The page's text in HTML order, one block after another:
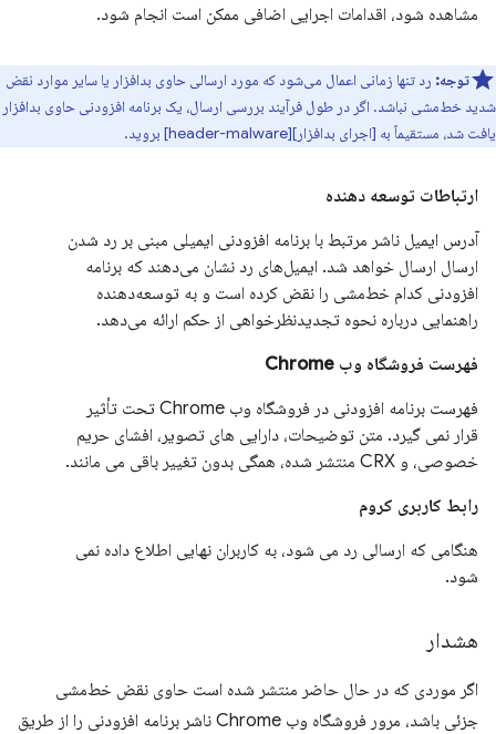
مشاهده شود، اقدامات اجرایی اضافی ممکن است انجام شود.
توجه: رد تنها زمانی اعمال می‌شود که مورد ارسالی حاوی بدافزار یا سایر موارد نقض
شدید خط‌مشی نباشد. اگر در طول فرآیند بررسی ارسال، یک برنامه افزودنی حاوی بدافزار
یافت شد، مستقیماً به [اجرای بدافزار][header-malware] بروید.
ارتباطات توسعه دهنده
آدرس ایمیل ناشر مرتبط با برنامه افزودنی ایمیلی مبنی بر رد شدن
ارسال ارسال خواهد شد. ایمیل‌های رد نشان می‌دهند که برنامه
افزودنی کدام خط‌مشی را نقض کرده است و به توسعه‌دهنده
راهنمایی درباره نحوه تجدیدنظرخواهی از حکم ارائه می‌دهد.
فهرست فروشگاه وب Chrome
فهرست برنامه افزودنی در فروشگاه وب Chrome تحت تأثیر
قرار نمی گیرد. متن توضیحات، دارایی های تصویر، افشای حریم
خصوصی، و CRX منتشر شده، همگی بدون تغییر باقی می مانند.
رابط کاربری کروم
هنگامی که ارسالی رد می شود، به کاربران نهایی اطلاع داده نمی
شود.
هشدار
اگر موردی که در حال حاضر منتشر شده است حاوی نقض خط‌مشی
جزئی باشد، مرور فروشگاه وب Chrome ناشر برنامه افزودنی را از طریق